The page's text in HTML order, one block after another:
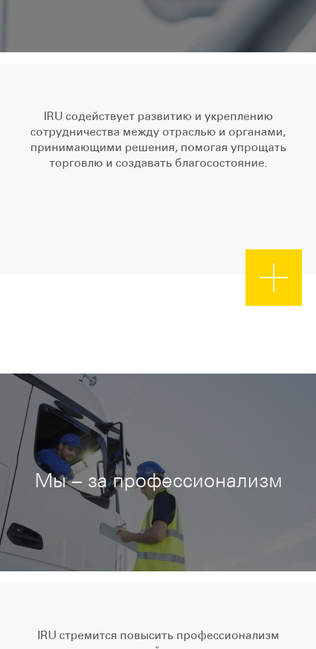
IRU содействует развитию и укреплению
сотрудничества между отраслью и органами,
принимающими решения, помогая упрощать
торговлю и создавать благосостояние.
Мы – за профессионализм
IRU стремится повысить профессионализм